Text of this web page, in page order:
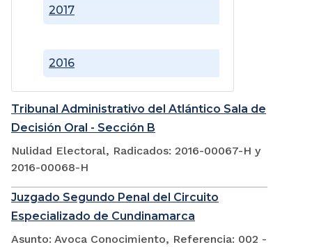
2016
2017
Tribunal Administrativo del Atlántico Sala de
Decisión Oral - Sección B
Nulidad Electoral, Radicados: 2016-00067-H y
2016-00068-H
Juzgado Segundo Penal del Circuito
Especializado de Cundinamarca
Asunto: Avoca Conocimiento, Referencia: 002 -